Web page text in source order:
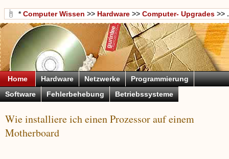
*Computer Wissen >> Hardware >> Computer- Upgrades >> .
Home Hardware Netzwerke
Programmierung
Software
Fehlerbehebung Betriebssysteme
Wie installiere ich einen Prozessor auf einem
Motherboard